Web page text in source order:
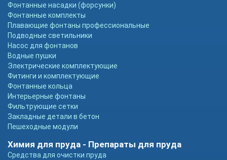
Фонтанные насадки (форсунки)
Фонтанные комплекты
Плавающие фонтаны профессиональные
Подводные светильники
Насос для фонтанов
Водные пушки
Электрические комплектующие
Фитинги и комплектующие
Фонтанные кольца
Интерьерные фонтаны
Фильтрующие сетки
Закладные детали в бетон
Пешеходные модули
Химия для пруда - Препараты для пруда
Средства для очистки пруда